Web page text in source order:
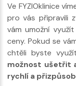
Ve FYZIOklinice
pro vás připravili
vám umožní
ceny. Pokud se
chtěli byste
možnost ušetřit
rychlí a